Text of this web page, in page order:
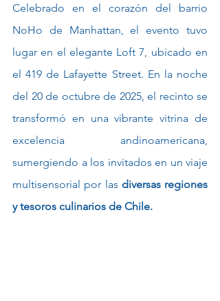
Celebrado en el corazón del barrio
NoHo de Manhattan, el evento tuvo
lugar en el elegante Loft 7, ubicado en
el 419 de Lafayette Street. En la noche
del 20 de octubre de 2025, el recinto se
transformó en una vibrante vitrina de
excelencia andinoamericana,
sumergiendo a los invitados en un viaje
multisensorial por las diversas regiones
y tesoros culinarios de Chile.